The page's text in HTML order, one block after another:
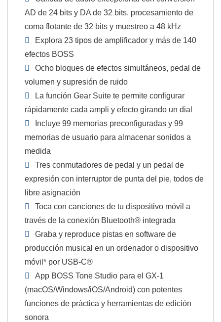
AD de 24 bits y DA de 32 bits, procesamiento de
coma flotante de 32 bits y muestreo a 48 kHz
Explora 23 tipos de amplificador y más de 140
efectos BOSS
Ocho bloques de efectos simultáneos, pedal de
volumen y supresión de ruido
La función Gear Suite te permite configurar
rápidamente cada ampli y efecto girando un dial
Incluye 99 memorias preconfiguradas y 99
memorias de usuario para almacenar sonidos a
medida
Tres conmutadores de pedal y un pedal de
expresión con interruptor de punta del pie, todos de
libre asignación
Toca con canciones de tu dispositivo móvil a
través de la conexión Bluetooth® integrada
Graba y reproduce pistas en software de
producción musical en un ordenador o dispositivo
móvil* por USB-C®
App BOSS Tone Studio para el GX-1
(macOS/Windows/iOS/Android) con potentes
funciones de práctica y herramientas de edición
sonora